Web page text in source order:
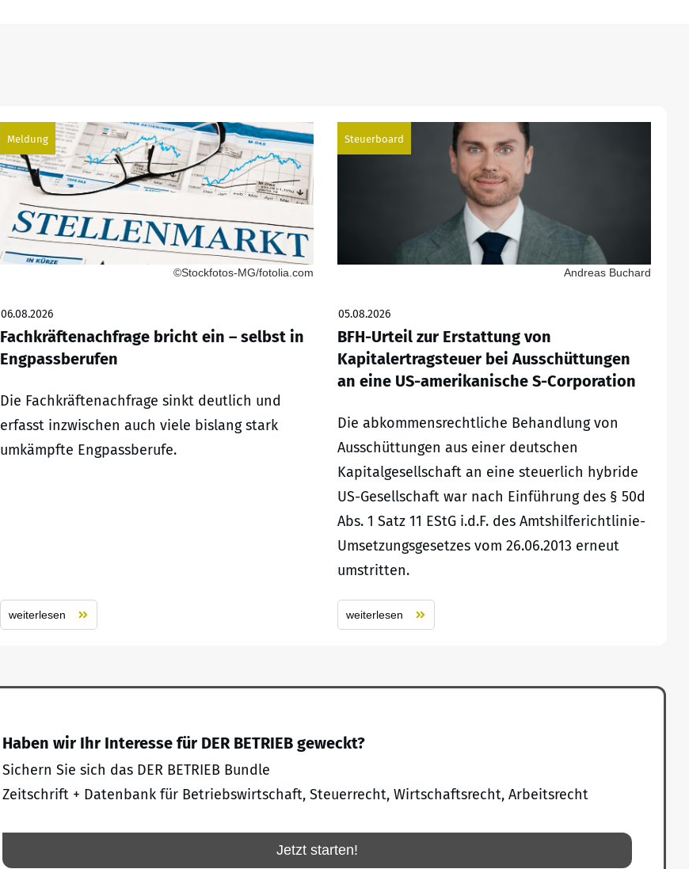
Meldung
©Stockfotos-MG/fotolia.com
06.08.2026
Fachkräftenachfrage bricht ein – selbst in
Engpassberufen
Die Fachkräftenachfrage sinkt deutlich und
erfasst inzwischen auch viele bislang stark
umkämpfte Engpassberufe.
weiterlesen
Steuerboard
Andreas Buchard
05.08.2026
BFH-Urteil zur Erstattung von
Kapitalertragsteuer bei Ausschüttungen
an eine US-amerikanische S-Corporation
Die abkommensrechtliche Behandlung von
Ausschüttungen aus einer deutschen
Kapitalgesellschaft an eine steuerlich hybride
US-Gesellschaft war nach Einführung des § 50d
Abs. 1 Satz 11 EStG i.d.F. des Amtshilferichtlinie-
Umsetzungsgesetzes vom 26.06.2013 erneut
umstritten.
weiterlesen
Haben wir Ihr Interesse für DER BETRIEB geweckt?
Sichern Sie sich das DER BETRIEB Bundle
Zeitschrift + Datenbank für Betriebswirtschaft, Steuerrecht, Wirtschaftsrecht, Arbeitsrecht
Jetzt starten!